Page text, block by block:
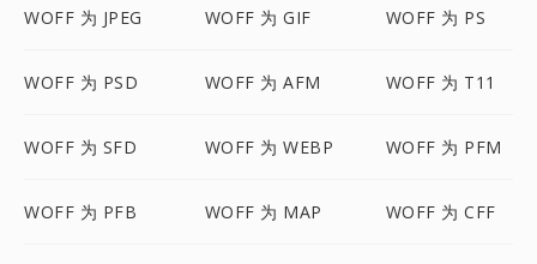
WOFF 为 JPEG WOFF 为 GIF WOFF 为 PS
WOFF 为 PSD WOFF 为 AFM WOFF 为 T11
WOFF 为 SFD WOFF 为 WEBP WOFF 为 PFM
WOFF 为 PFB WOFF 为 MAP WOFF 为 CFF